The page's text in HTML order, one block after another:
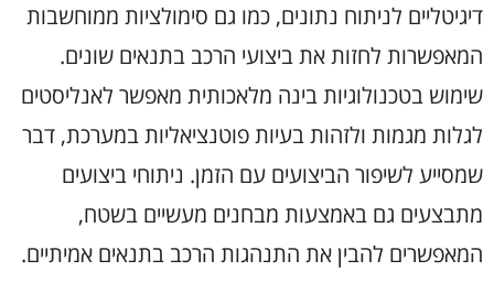
דיגיטליים לניתוח נתונים, כמו גם סימולציות ממוחשבות
המאפשרות לחזות את ביצועי הרכב בתנאים שונים.
שימוש בטכנולוגיות בינה מלאכותית מאפשר לאנליסטים
לגלות מגמות ולזהות בעיות פוטנציאליות במערכת, דבר
שמסייע לשיפור הביצועים עם הזמן. ניתוחי ביצועים
מתבצעים גם באמצעות מבחנים מעשיים בשטח,
המאפשרים להבין את התנהגות הרכב בתנאים אמיתיים.